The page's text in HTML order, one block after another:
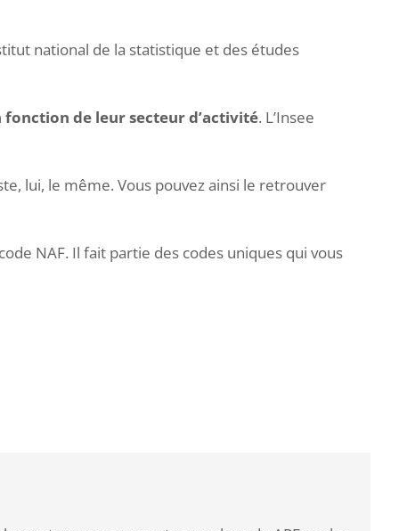
national de la statistique et des études
de leur secteur d’activité. L’Insee
lui, le même. Vous pouvez ainsi le retrouver
NAF. Il fait partie des codes uniques qui vous